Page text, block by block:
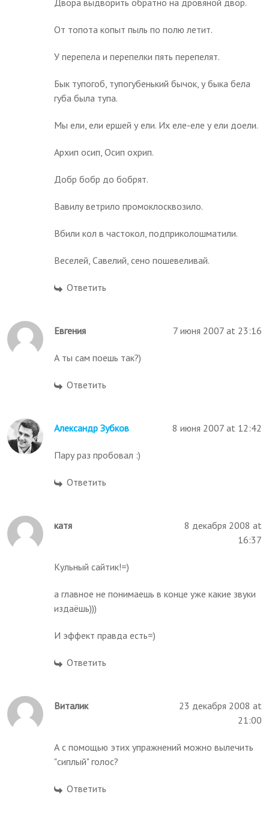
Двора выдворить обратно на дровяной двор.
От топота копыт пыль по полю летит.
У перепела и перепелки пять перепелят.
Бык тупогоб, тупогубенький бычок, у быка бела
губа была тупа.
Мы ели, ели ершей у ели. Их еле-еле у ели доели.
Архип осип, Осип охрип.
Добр бобр до бобрят.
Вавилу ветрило промоклосквозило.
Вбили кол в частокол, подприколошматили.
Веселей, Савелий, сено пошевеливай.
Ответить
Евгения 7 июня 2007 at 23:16
А ты сам поешь так?)
Ответить
Александр Зубков 8 июня 2007 at 12:42
Пару раз пробовал :)
Ответить
катя
8 декабря 2008 at
16:37
Кульный сайтик!=)
а главное не понимаешь в конце уже какие звуки
издаёшь)))
И эффект правда есть=)
Ответить
Виталик
23 декабря 2008 at
21:00
А с помощью этих упражнений можно вылечить
"сиплый" голос?
Ответить